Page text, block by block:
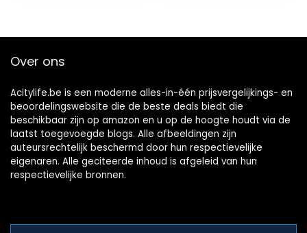
(Color…
Over ons
Acitylife.be is een moderne alles-in-één prijsvergelijkings- en
beoordelingswebsite die de beste deals biedt die
beschikbaar zijn op amazon en u op de hoogte houdt via de
laatst toegevoegde blogs. Alle afbeeldingen zijn
auteursrechtelijk beschermd door hun respectievelijke
eigenaren. Alle geciteerde inhoud is afgeleid van hun
respectievelijke bronnen.